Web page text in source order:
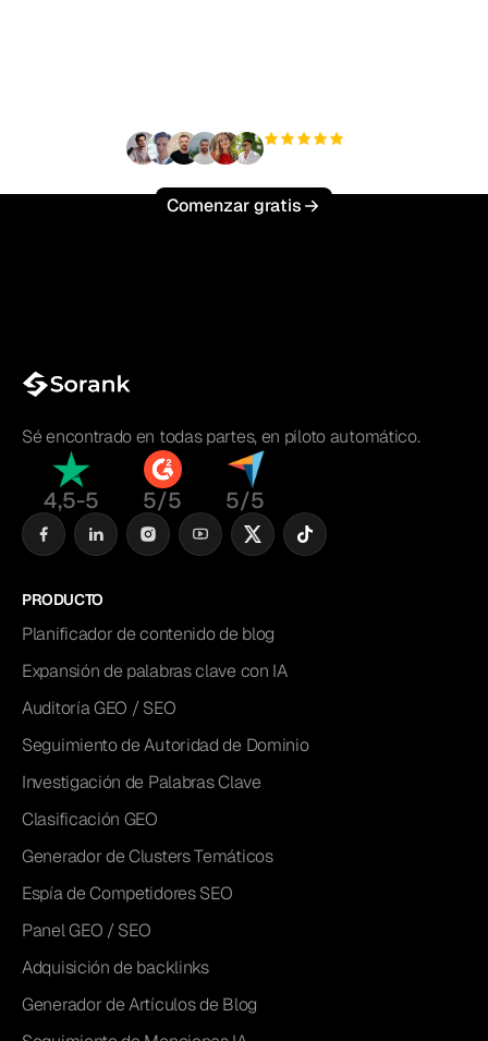
Comenzar gratis
Sé encontrado en todas partes, en piloto automático.
4,5-5 5/5 5/5
PRODUCTO
Planificador de contenido de blog
Expansión de palabras clave con IA
Auditoría GEO / SEO
Seguimiento de Autoridad de Dominio
Investigación de Palabras Clave
Clasificación GEO
Generador de Clusters Temáticos
Espía de Competidores SEO
Panel GEO / SEO
Adquisición de backlinks
Generador de Artículos de Blog